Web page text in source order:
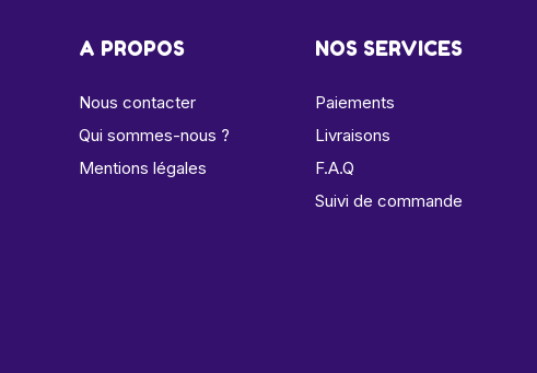
A PROPOS
Nous contacter
Qui sommes-nous ?
Mentions légales
NOS SERVICES
Paiements
Livraisons
F.A.Q
Suivi de commande